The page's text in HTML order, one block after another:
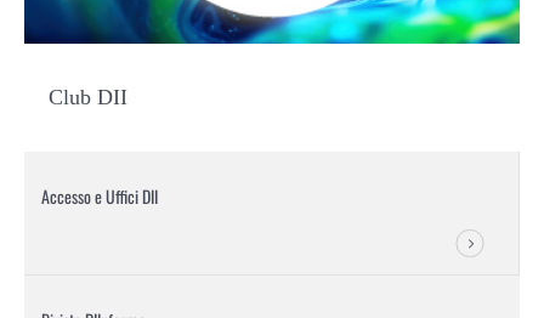
Club DII
Accesso e Uffici DII